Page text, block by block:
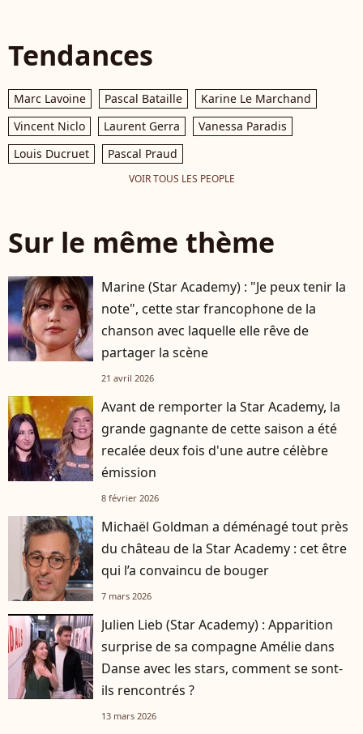
Tendances
Marc Lavoine Pascal Bataille
Karine Le Marchand
Vincent Niclo
Laurent Gerra
Vanessa Paradis
Louis Ducruet
Pascal Praud
VOIR TOUS LES PEOPLE
Sur le même thème
Marine (Star Academy) : "Je peux tenir la
note", cette star francophone de la
chanson avec laquelle elle rêve de
partager la scène
21 avril 2026
Avant de remporter la Star Academy, la
grande gagnante de cette saison a été
recalée deux fois d'une autre célèbre
émission
8 février 2026
Michaël Goldman a déménagé tout près
du château de la Star Academy : cet être
qui l’a convaincu de bouger
7 mars 2026
Julien Lieb (Star Academy) : Apparition
surprise de sa compagne Amélie dans
Danse avec les stars, comment se sont-
ils rencontrés ?
13 mars 2026